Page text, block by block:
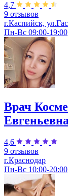
4,7
9 отзывов
г.Каспийск,
Пн-Вс 09:00-19:00
Врач
Евгеньевна
4,6
9 отзывов
г.Краснодар
Пн-Вс 10:00-20:00